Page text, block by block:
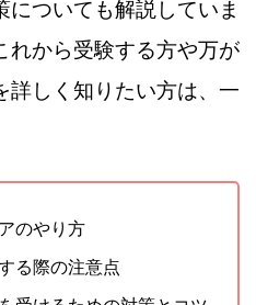
についても解説していま
れから受験する方や万が
詳しく知りたい方は、一
のやり方
る際の注意点